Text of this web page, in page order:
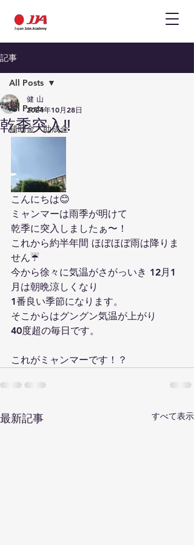
記事
All Posts
補助金・助成金
All Posts
乾季突入‼️
健 山
2024年10月28日
こんにちは😊
ミャンマーは雨季が明けて
乾季に突入しましたぁ〜！
これから約半年間 ほぼほぼ雨は降りま
せん☔
今から徐々に気温がさがっいき 12月1
月は朝晩涼しくなり
1番良い季節になります。
そこからはグングン気温が上がり
40度超の毎日です。
これがミャンマーです！？
最新記事 すべて表示